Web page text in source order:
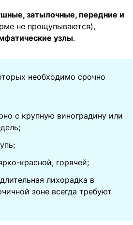
затылочные, передние и
не прощупываются),
узлы.
необходимо срочно
с крупную виноградину или
красной, горячей;
лихорадка в
зоне всегда требуют